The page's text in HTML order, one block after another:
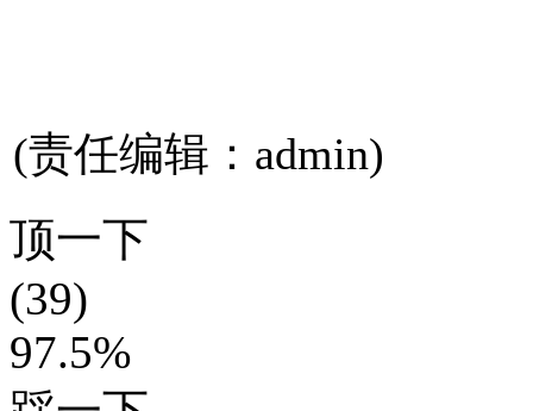
(责任编辑：admin)
顶一下
(39)
97.5%